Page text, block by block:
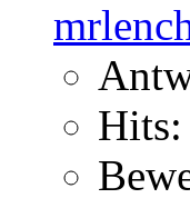
Hits: